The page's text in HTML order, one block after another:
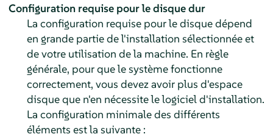
Configuration requise pour le disque dur
La configuration requise pour le disque dépend
en grande partie de l'installation sélectionnée et
de votre utilisation de la machine. En règle
générale, pour que le système fonctionne
correctement, vous devez avoir plus d'espace
disque que n'en nécessite le logiciel d'installation.
La configuration minimale des différents
éléments est la suivante :